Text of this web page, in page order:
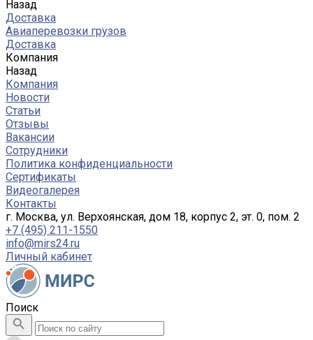
Назад
Доставка
Авиаперевозки грузов
Доставка
Компания
Назад
Компания
Новости
Статьи
Отзывы
Вакансии
Сотрудники
Политика конфиденциальности
Сертификаты
Видеогалерея
Контакты
г. Москва, ул. Верхоянская, дом 18, корпус 2, эт. 0, пом. 2
+7 (495) 211-1550
info@mirs24.ru
Личный кабинет
Поиск